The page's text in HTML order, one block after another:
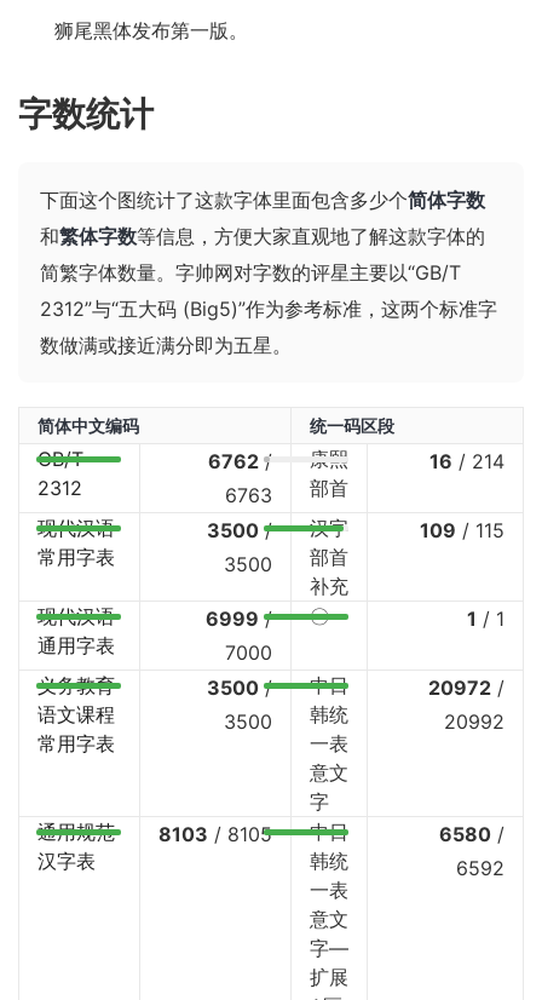
狮尾黑体发布第一版。
字数统计
下面这个图统计了这款字体里面包含多少个简体字数
和繁体字数等信息，方便大家直观地了解这款字体的
简繁字体数量。字帅网对字数的评星主要以“GB/T
2312”与“五大码 (Big5)”作为参考标准，这两个标准字
数做满或接近满分即为五星。
简体中文编码 统一码区段
GB/T
2312
6762 /
6763
康熙
部首
16 / 214
现代汉语
常用字表
3500 /
3500
汉字
部首
补充
109 / 115
现代汉语
通用字表
6999 /
7000
〇 1 / 1
义务教育
语文课程
常用字表
3500 /
3500
中日
韩统
一表
意文
字
20972 /
20992
通用规范
汉字表
8103 / 8105
中日
韩统
一表
意文
字—
扩展
6580 /
6592